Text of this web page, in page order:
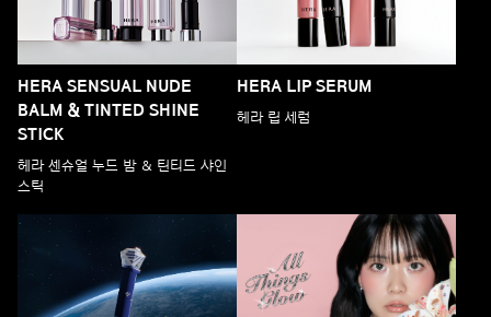
HERA SENSUAL NUDE
BALM & TINTED SHINE
STICK
헤라 센슈얼 누드 밤 & 틴티드 샤인
스틱
HERA LIP SERUM
헤라 립 세럼